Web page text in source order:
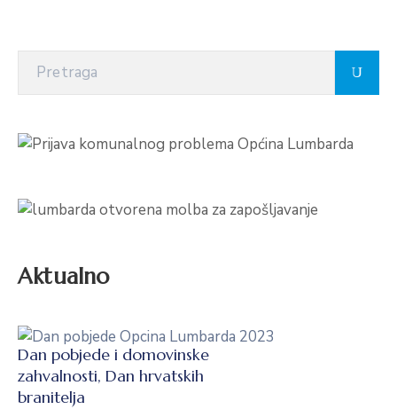
Aktualno
Dan pobjede i domovinske
zahvalnosti, Dan hrvatskih
branitelja